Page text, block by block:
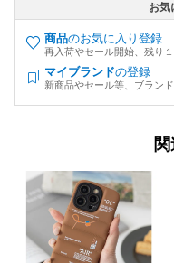
お気
商品のお気に入り登録
再入荷やセール開始、残り
マイブランドの登録
新商品やセール等、ブラン